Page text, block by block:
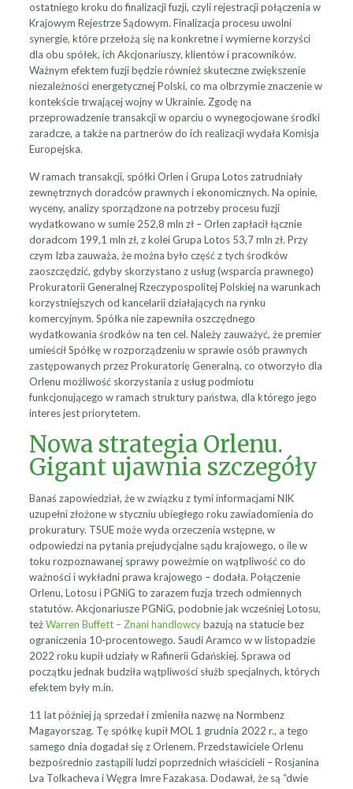
ostatniego kroku do finalizacji fuzji, czyli rejestracji połączenia w
Krajowym Rejestrze Sądowym. Finalizacja procesu uwolni
synergie, które przełożą się na konkretne i wymierne korzyści
dla obu spółek, ich Akcjonariuszy, klientów i pracowników.
Ważnym efektem fuzji będzie również skuteczne zwiększenie
niezależności energetycznej Polski, co ma olbrzymie znaczenie w
kontekście trwającej wojny w Ukrainie. Zgodę na
przeprowadzenie transakcji w oparciu o wynegocjowane środki
zaradcze, a także na partnerów do ich realizacji wydała Komisja
Europejska.
W ramach transakcji, spółki Orlen i Grupa Lotos zatrudniały
zewnętrznych doradców prawnych i ekonomicznych. Na opinie,
wyceny, analizy sporządzone na potrzeby procesu fuzji
wydatkowano w sumie 252,8 mln zł – Orlen zapłacił łącznie
doradcom 199,1 mln zł, z kolei Grupa Lotos 53,7 mln zł. Przy
czym Izba zauważa, że można było część z tych środków
zaoszczędzić, gdyby skorzystano z usług (wsparcia prawnego)
Prokuratorii Generalnej Rzeczypospolitej Polskiej na warunkach
korzystniejszych od kancelarii działających na rynku
komercyjnym. Spółka nie zapewniła oszczędnego
wydatkowania środków na ten cel. Należy zauważyć, że premier
umieścił Spółkę w rozporządzeniu w sprawie osób prawnych
zastępowanych przez Prokuratorię Generalną, co otworzyło dla
Orlenu możliwość skorzystania z usług podmiotu
funkcjonującego w ramach struktury państwa, dla którego jego
interes jest priorytetem.
Nowa strategia Orlenu.
Gigant ujawnia szczegóły
Banaś zapowiedział, że w związku z tymi informacjami NIK
uzupełni złożone w styczniu ubiegłego roku zawiadomienia do
prokuratury. TSUE może wyda orzeczenia wstępne, w
odpowiedzi na pytania prejudycjalne sądu krajowego, o ile w
toku rozpoznawanej sprawy poweźmie on wątpliwość co do
ważności i wykładni prawa krajowego – dodała. Połączenie
Orlenu, Lotosu i PGNiG to zarazem fuzja trzech odmiennych
statutów. Akcjonariusze PGNiG, podobnie jak wcześniej Lotosu,
teżWarren Buffett – Znani handlowcybazują na statucie bez
ograniczenia 10-procentowego. Saudi Aramco w w listopadzie
2022 roku kupił udziały w Rafinerii Gdańskiej. Sprawa od
początku jednak budziła wątpliwości służb specjalnych, których
efektem były m.in.
11 lat później ją sprzedał i zmieniła nazwę na Normbenz
Magayorszag. Tę spółkę kupił MOL 1 grudnia 2022 r., a tego
samego dnia dogadał się z Orlenem. Przedstawiciele Orlenu
bezpośrednio zastąpili ludzi poprzednich właścicieli – Rosjanina
Lva Tolkacheva i Węgra Imre Fazakasa. Dodawał, że są “dwie